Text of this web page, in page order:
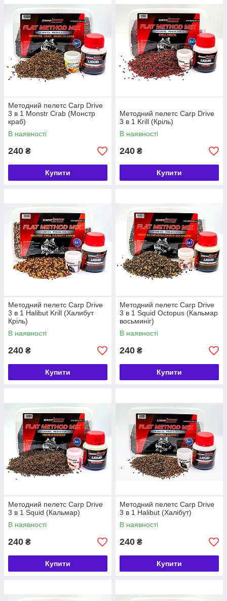
Методний пелетс Carp Drive
3 в 1 Monstr Crab (Монстр
краб)
В наявності
240 ₴
Купити
Методний пелетс Carp Drive
3 в 1 Krill (Кріль)
В наявності
240 ₴
Купити
Методний пелетс Carp Drive
3 в 1 Halibut Krill (Халибут
Кріль)
В наявності
240 ₴
Купити
Методний пелетс Carp Drive
3 в 1 Squid Octopus (Кальмар
восьминіг)
В наявності
240 ₴
Купити
Методний пелетс Carp Drive
3 в 1 Squid (Кальмар)
В наявності
240 ₴
Купити
Методний пелетс Carp Drive
3 в 1 Halibut (Халібут)
В наявності
240 ₴
Купити